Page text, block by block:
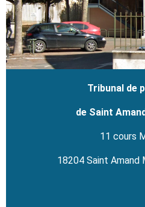
Tribunal de
de Saint
11 cours
18204 Saint Amand